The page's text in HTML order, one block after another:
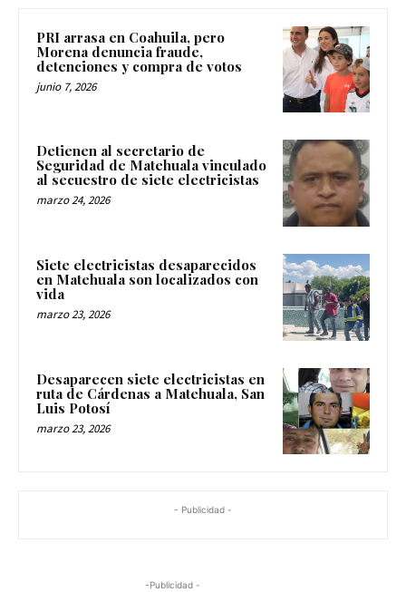
PRI arrasa en Coahuila, pero
Morena denuncia fraude,
detenciones y compra de votos
junio 7, 2026
Detienen al secretario de
Seguridad de Matehuala vinculado
al secuestro de siete electricistas
marzo 24, 2026
Siete electricistas desaparecidos
en Matehuala son localizados con
vida
marzo 23, 2026
Desaparecen siete electricistas en
ruta de Cárdenas a Matehuala, San
Luis Potosí
marzo 23, 2026
- Publicidad -
-Publicidad -